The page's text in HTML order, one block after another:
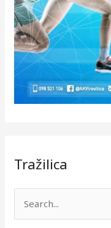
Tražilica